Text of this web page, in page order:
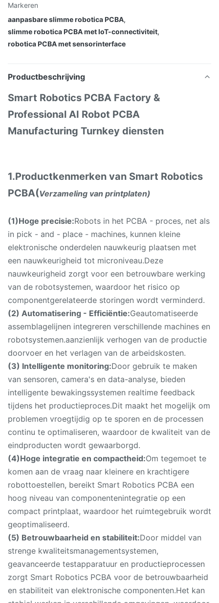
Markeren
aanpasbare slimme robotica PCBA,
slimme robotica PCBA met IoT-connectiviteit,
robotica PCBA met sensorinterface
Productbeschrijving
Smart Robotics PCBA Factory &
Professional AI Robot PCBA
Manufacturing Turnkey diensten
1.Productkenmerken van Smart Robotics
PCBA(Verzameling van printplaten)
(1)Hoge precisie:Robots in het PCBA - proces, net als
in pick - and - place - machines, kunnen kleine
elektronische onderdelen nauwkeurig plaatsen met
een nauwkeurigheid tot microniveau.Deze
nauwkeurigheid zorgt voor een betrouwbare werking
van de robotsystemen, waardoor het risico op
componentgerelateerde storingen wordt verminderd.
(2) Automatisering - Efficiëntie:Geautomatiseerde
assemblagelijnen integreren verschillende machines en
robotsystemen.aanzienlijk verhogen van de productie
doorvoer en het verlagen van de arbeidskosten.
(3) Intelligente monitoring:Door gebruik te maken
van sensoren, camera's en data-analyse, bieden
intelligente bewakingssystemen realtime feedback
tijdens het productieproces.Dit maakt het mogelijk om
problemen vroegtijdig op te sporen en de processen
continu te optimaliseren, waardoor de kwaliteit van de
eindproducten wordt gewaarborgd.
(4)Hoge integratie en compactheid:Om tegemoet te
komen aan de vraag naar kleinere en krachtigere
robottoestellen, bereikt Smart Robotics PCBA een
hoog niveau van componentenintegratie op een
compact printplaat, waardoor het ruimtegebruik wordt
geoptimaliseerd.
(5) Betrouwbaarheid en stabiliteit:Door middel van
strenge kwaliteitsmanagementsystemen,
geavanceerde testapparatuur en productieprocessen
zorgt Smart Robotics PCBA voor de betrouwbaarheid
en stabiliteit van elektronische componenten.Het kan